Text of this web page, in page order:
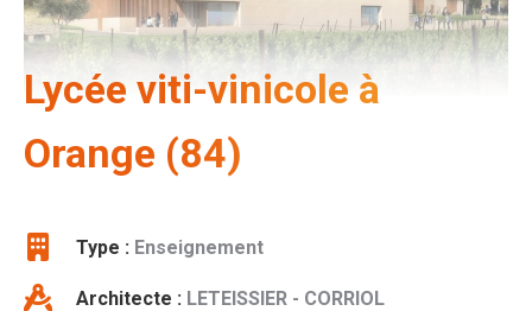
Lycée viti-vinicole à
Orange (84)
Type : Enseignement
Architecte : LETEISSIER - CORRIOL